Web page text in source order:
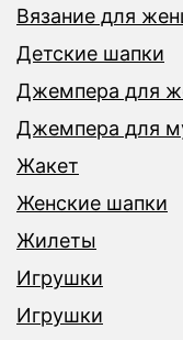
Вязание для
Детские шапки
Джемпера для
Джемпера для
Жакет
Женские шапки
Жилеты
Игрушки
Игрушки